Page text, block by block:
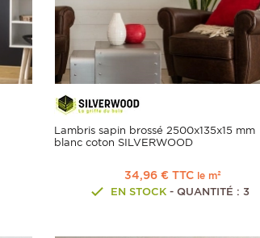
Lambris sapin brossé 2500x135x15 mm
blanc coton SILVERWOOD
34,96 € TTC le m²
EN STOCK- QUANTITÉ : 3